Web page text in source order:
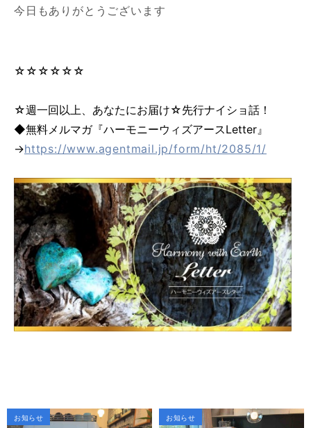
今日もありがとうございます
☆☆☆☆☆☆
☆週一回以上、あなたにお届け☆先行ナイショ話！
◆無料メルマガ『ハーモニーウィズアースLetter』
→https://www.agentmail.jp/form/ht/2085/1/
お知らせ お知らせ